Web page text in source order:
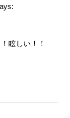
眩しい！！